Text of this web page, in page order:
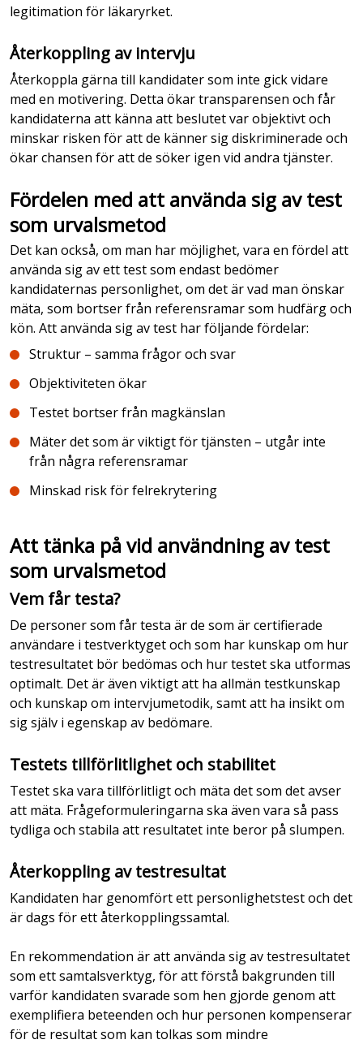
legitimation för läkaryrket.
Återkoppling av intervju
Återkoppla gärna till kandidater som inte gick vidare
med en motivering. Detta ökar transparensen och får
kandidaterna att känna att beslutet var objektivt och
minskar risken för att de känner sig diskriminerade och
ökar chansen för att de söker igen vid andra tjänster.
Fördelen med att använda sig av test
som urvalsmetod
Det kan också, om man har möjlighet, vara en fördel att
använda sig av ett test som endast bedömer
kandidaternas personlighet, om det är vad man önskar
mäta, som bortser från referensramar som hudfärg och
kön. Att använda sig av test har följande fördelar:
Struktur – samma frågor och svar
Objektiviteten ökar
Testet bortser från magkänslan
Mäter det som är viktigt för tjänsten – utgår inte
från några referensramar
Minskad risk för felrekrytering
Att tänka på vid användning av test
som urvalsmetod
Vem får testa?
De personer som får testa är de som är certifierade
användare i testverktyget och som har kunskap om hur
testresultatet bör bedömas och hur testet ska utformas
optimalt. Det är även viktigt att ha allmän testkunskap
och kunskap om intervjumetodik, samt att ha insikt om
sig själv i egenskap av bedömare.
Testets tillförlitlighet och stabilitet
Testet ska vara tillförlitligt och mäta det som det avser
att mäta. Frågeformuleringarna ska även vara så pass
tydliga och stabila att resultatet inte beror på slumpen.
Återkoppling av testresultat
Kandidaten har genomfört ett personlighetstest och det
är dags för ett återkopplingssamtal.
En rekommendation är att använda sig av testresultatet
som ett samtalsverktyg, för att förstå bakgrunden till
varför kandidaten svarade som hen gjorde genom att
exemplifiera beteenden och hur personen kompenserar
för de resultat som kan tolkas som mindre